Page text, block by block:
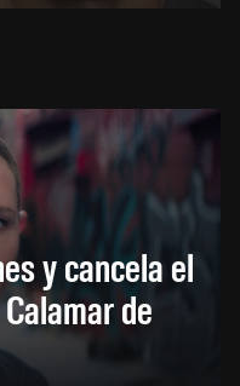
y cancela el
de